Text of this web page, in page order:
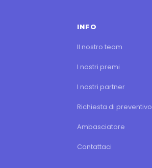
INFO
Il nostro team
I nostri premi
I nostri partner
Richiesta di preventivo
Ambasciatore
Contattaci